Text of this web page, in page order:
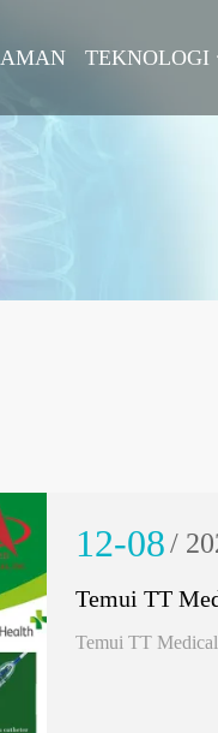
TEKNOLOGI
12-08/
Temui TT
Temui TT